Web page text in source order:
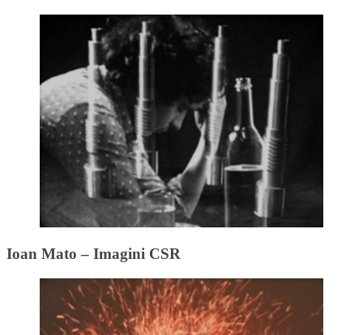
Ioan Mato – Imagini CSR